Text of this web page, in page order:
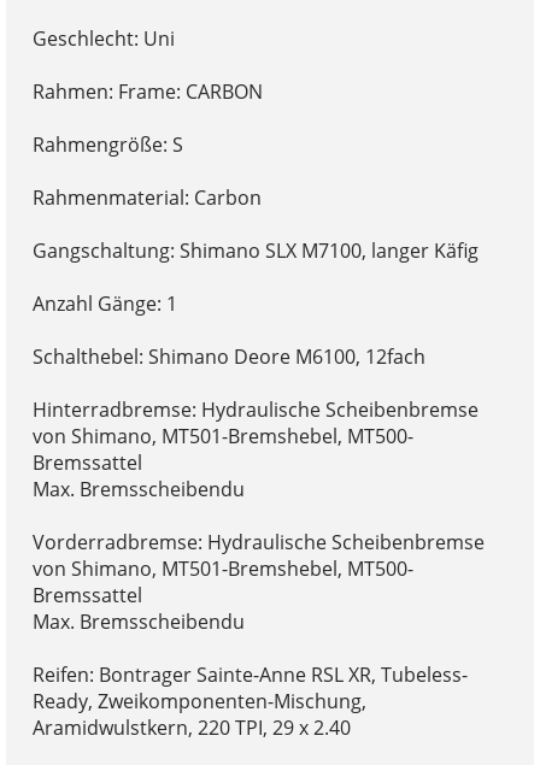
Geschlecht: Uni
Rahmen: Frame: CARBON
Rahmengröße: S
Rahmenmaterial: Carbon
Gangschaltung: Shimano SLX M7100, langer Käfig
Anzahl Gänge: 1
Schalthebel: Shimano Deore M6100, 12fach
Hinterradbremse: Hydraulische Scheibenbremse
von Shimano, MT501-Bremshebel, MT500-
Bremssattel
Max. Bremsscheibendu
Vorderradbremse: Hydraulische Scheibenbremse
von Shimano, MT501-Bremshebel, MT500-
Bremssattel
Max. Bremsscheibendu
Reifen: Bontrager Sainte-Anne RSL XR, Tubeless-
Ready, Zweikomponenten-Mischung,
Aramidwulstkern, 220 TPI, 29 x 2.40